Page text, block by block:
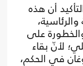
أن هذه
والرئاسية،
على
لأنّ بقاء
في الحكم،